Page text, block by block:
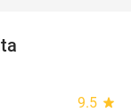
9.5 star